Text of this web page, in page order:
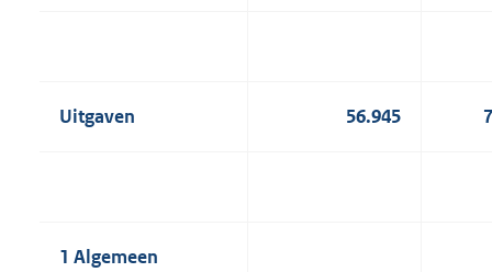
Uitgaven 56.945
1 Algemeen